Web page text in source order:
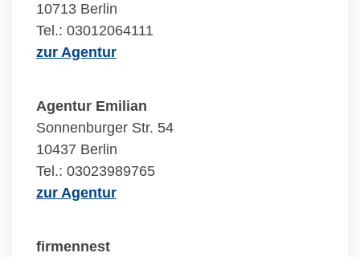
10713 Berlin
Tel.: 03012064111
zur Agentur
Agentur Emilian
Sonnenburger Str. 54
10437 Berlin
Tel.: 03023989765
zur Agentur
firmennest